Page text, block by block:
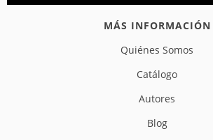
MÁS INFORMACIÓN
Quiénes Somos
Catálogo
Autores
Blog